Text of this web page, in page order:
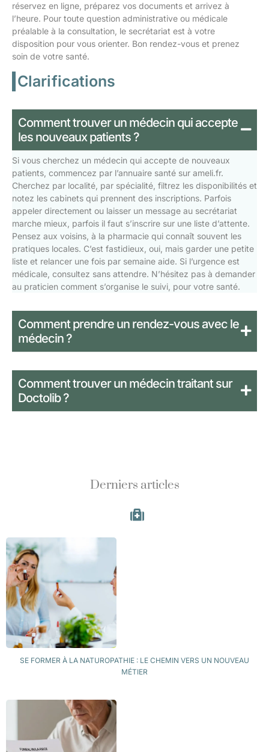
réservez en ligne, préparez vos documents et arrivez à
l’heure. Pour toute question administrative ou médicale
préalable à la consultation, le secrétariat est à votre
disposition pour vous orienter. Bon rendez-vous et prenez
soin de votre santé.
Clarifications
Comment trouver un médecin qui accepte
les nouveaux patients ?
Si vous cherchez un médecin qui accepte de nouveaux
patients, commencez par l’annuaire santé sur ameli.fr.
Cherchez par localité, par spécialité, filtrez les disponibilités et
notez les cabinets qui prennent des inscriptions. Parfois
appeler directement ou laisser un message au secrétariat
marche mieux, parfois il faut s’inscrire sur une liste d’attente.
Pensez aux voisins, à la pharmacie qui connaît souvent les
pratiques locales. C’est fastidieux, oui, mais garder une petite
liste et relancer une fois par semaine aide. Si l’urgence est
médicale, consultez sans attendre. N’hésitez pas à demander
au praticien comment s’organise le suivi, pour votre santé.
Comment prendre un rendez-vous avec le
médecin ?
Comment trouver un médecin traitant sur
Doctolib ?
Derniers articles
SE FORMER À LA NATUROPATHIE : LE CHEMIN VERS UN NOUVEAU
MÉTIER